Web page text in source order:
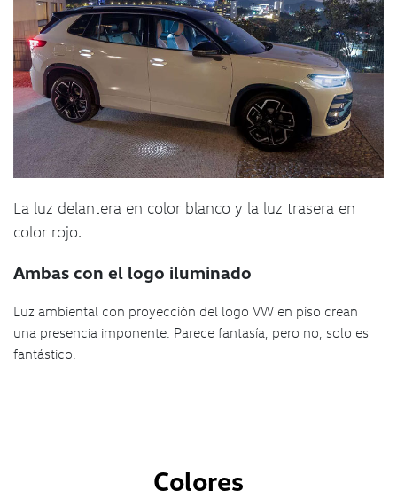
La luz delantera en color blanco y la luz trasera en
color rojo.
Ambas con el logo iluminado
Luz ambiental con proyección del logo VW en piso crean
una presencia imponente. Parece fantasía, pero no, solo es
fantástico.
Colores